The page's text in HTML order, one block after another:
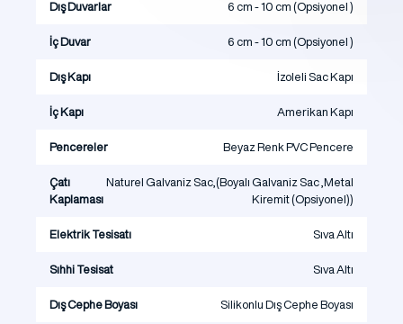
Dış Duvarlar 6 cm - 10 cm (Opsiyonel )
İç Duvar 6 cm - 10 cm (Opsiyonel )
Dış Kapı İzoleli Sac Kapı
İç Kapı Amerikan Kapı
Pencereler Beyaz Renk PVC Pencere
Çatı
Kaplaması
Naturel Galvaniz Sac,(Boyalı Galvaniz Sac ,Metal
Kiremit (Opsiyonel))
Elektrik Tesisatı Sıva Altı
Sıhhi Tesisat Sıva Altı
Dış Cephe Boyası Silikonlu Dış Cephe Boyası